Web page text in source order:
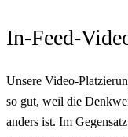
In-Feed-
Unsere Video-
so gut, weil die
anders ist. Im